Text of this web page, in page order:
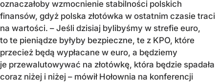
oznaczałoby wzmocnienie stabilności polskich
finansów, gdyż polska złotówka w ostatnim czasie traci
na wartości. – Jeśli dzisiaj bylibyśmy w strefie euro,
to te pieniądze byłyby bezpieczne, te z KPO, które
przecież będą wypłacane w euro, a będziemy
je przewalutowywać na złotówkę, która będzie spadała
coraz niżej i niżej – mówił Hołownia na konferencji